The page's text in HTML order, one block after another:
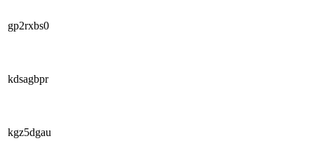
gp2rxbs0
kdsagbpr
kgz5dgau